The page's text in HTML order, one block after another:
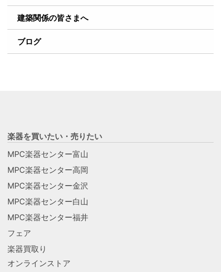
建築関係の皆さまへ
ブログ
楽器を買いたい・売りたい
MPC楽器センター富山
MPC楽器センター高岡
MPC楽器センター金沢
MPC楽器センター白山
MPC楽器センター福井
フェア
楽器買取り
オンラインストア